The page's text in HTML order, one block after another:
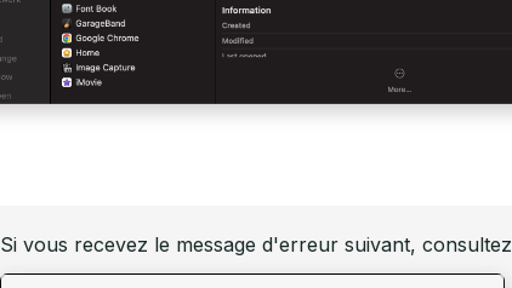
Si vous recevez le message d'erreur suivant, consultez